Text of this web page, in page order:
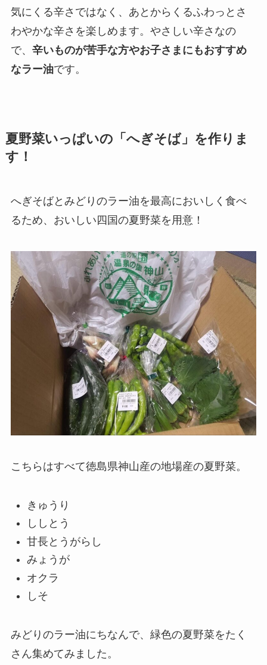
気にくる辛さではなく、あとからくるふわっとさ
わやかな辛さを楽しめます。やさしい辛さなの
で、 辛いものが苦手な方やお子さまにもおすすめ
なラー油です。
夏野菜いっぱいの「へぎそば」を作りま
す！
へぎそばとみどりのラー油を最高においしく食べ
るため、おいしい四国の夏野菜を用意！
こちらはすべて徳島県神山産の地場産の夏野菜。
きゅうり
ししとう
甘長とうがらし
みょうが
オクラ
しそ
みどりのラー油にちなんで、緑色の夏野菜をたく
さん集めてみました。